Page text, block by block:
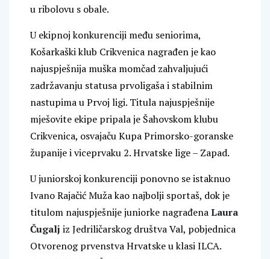
u ribolovu s obale.
U ekipnoj konkurenciji među seniorima,
Košarkaški klub Crikvenica nagrađen je kao
najuspješnija muška momčad zahvaljujući
zadržavanju statusa prvoligaša i stabilnim
nastupima u Prvoj ligi. Titula najuspješnije
mješovite ekipe pripala je Šahovskom klubu
Crikvenica, osvajaču Kupa Primorsko-goranske
županije i viceprvaku 2. Hrvatske lige – Zapad.
U juniorskoj konkurenciji ponovno se istaknuo
Ivano Rajačić Muža kao najbolji sportaš, dok je
titulom najuspješnije juniorke nagrađenaLaura
Čugalj iz Jedriličarskog društva Val, pobjednica
Otvorenog prvenstva Hrvatske u klasi ILCA.